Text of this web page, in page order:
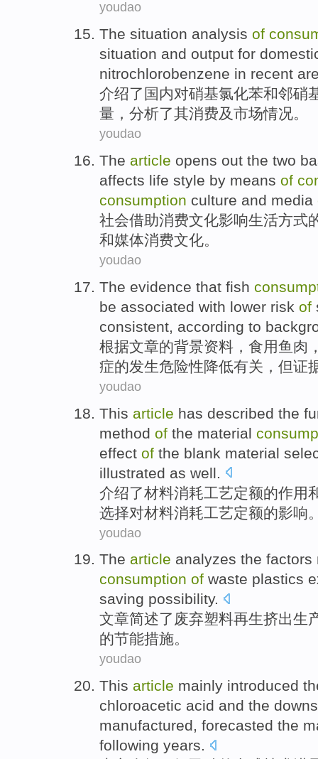
youdao
The situation analysis of
situation and output for
nitrochlorobenzene in recent
介绍了 国内对硝基氯化苯和邻硝
量 ， 分析了其消费及市场情况。
youdao
The article opens out the two
affects life style by means of
consumption culture and media
社会借助消费文化影响生活方式
和媒体消费文化。
youdao
The evidence that fish
be associated with lower risk of
consistent, according to
根据文章的背景资料 ， 食用鱼肉
症的发生危险性降低有关 ，但证
youdao
This article has described the
method of the material
effect of the blank material
illustrated as well.
介绍了材料消耗工艺定额的作用
选择对材料消耗工艺定额的影响
youdao
The article analyzes the factors
consumption of waste plastics
saving possibility.
文章简述了 废弃塑料再生挤出生
的节能措施。
youdao
This article mainly introduced
chloroacetic acid and the
manufactured, forecasted the
following years.